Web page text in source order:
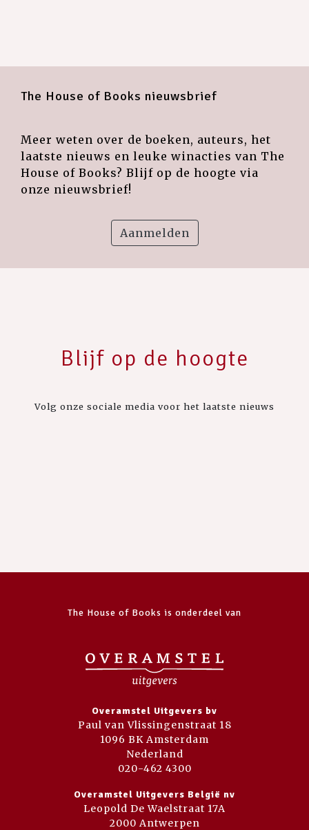
The House of Books nieuwsbrief
Meer weten over de boeken, auteurs, het
laatste nieuws en leuke winacties van The
House of Books? Blijf op de hoogte via
onze nieuwsbrief!
Aanmelden
Blijf op de hoogte
Volg onze sociale media voor het laatste nieuws
The House of Books is onderdeel van
Overamstel Uitgevers bv
Paul van Vlissingenstraat 18
1096 BK Amsterdam
Nederland
020-462 4300
Overamstel Uitgevers België nv
Leopold De Waelstraat 17A
2000 Antwerpen